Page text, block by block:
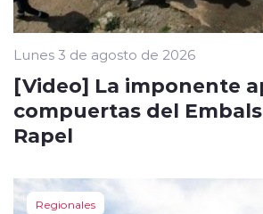
Lunes 3 de agosto de 2026
[Video] La imponente
compuertas del
Rapel
Regionales